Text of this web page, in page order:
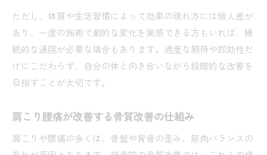
ただし、体質や生活習慣によって効果の現れ方には個人差が
あり、一度の施術で劇的な変化を実感できる方もいれば、継
続的な通院が必要な場合もあります。過度な期待や即効性だ
けにこだわらず、自分の体と向き合いながら段階的な改善を
目指すことが大切です。
肩こり腰痛が改善する骨質改善の仕組み
肩こりや腰痛の多くは、骨盤や背骨の歪み、筋肉バランスの